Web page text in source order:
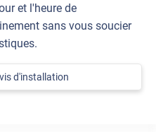
et l'heure de
sans vous soucier
d'installation